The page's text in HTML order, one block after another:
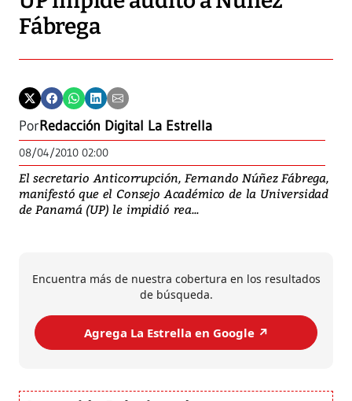
Fábrega
PorRedacción Digital La Estrella
08/04/2010 02:00
El secretario Anticorrupción, Fernando Núñez Fábrega,
manifestó que el Consejo Académico de la Universidad
de Panamá (UP) le impidió rea...
Encuentra más de nuestra cobertura en los resultados
de búsqueda.
Agrega La Estrella en Google ↗️